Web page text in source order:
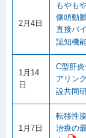
2月4日
もやも
側頭動
直接バ
認知機
1月14
日
C型肝
アリン
設共同
1月7日
転移性
治療の